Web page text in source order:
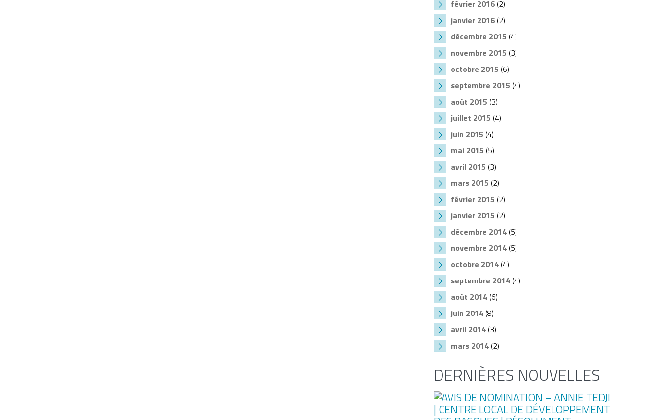
février 2016(2)
janvier 2016(2)
décembre 2015 (4)
novembre 2015 (3)
octobre 2015 (6)
septembre 2015 (4)
août 2015 (3)
juillet 2015 (4)
juin 2015 (4)
mai 2015 (5)
avril 2015 (3)
mars 2015 (2)
février 2015 (2)
janvier 2015 (2)
décembre 2014(5)
novembre 2014(5)
octobre 2014(4)
septembre 2014(4)
août 2014(6)
juin 2014(8)
avril 2014(3)
mars 2014(2)
DERNIÈRES NOUVELLES